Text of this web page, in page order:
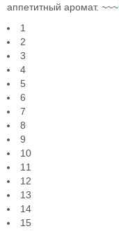
аппетитный аромат. ~~~
1
2
3
4
5
6
7
8
9
10
11
12
13
14
15